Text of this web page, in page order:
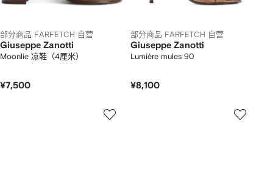
部分商品 FARFETCH 自营
Giuseppe Zanotti
Moonlie 凉鞋（4厘米）
¥7,500
部分商品 FARFETCH 自营
Giuseppe Zanotti
Lumière mules 90
¥8,100